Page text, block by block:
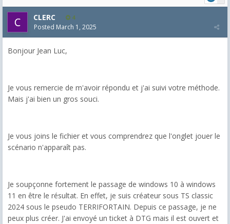
CLERC 4
Posted March 1, 2025
Bonjour Jean Luc,
Je vous remercie de m'avoir répondu et j'ai suivi votre méthode.
Mais j'ai bien un gros souci.
Je vous joins le fichier et vous comprendrez que l'onglet jouer le
scénario n'apparaît pas.
Je soupçonne fortement le passage de windows 10 à windows
11 en être le résultat. En effet, je suis créateur sous TS classic
2024 sous le pseudo TERRIFORTAIN. Depuis ce passage, je ne
peux plus créer. J'ai envoyé un ticket à DTG mais il est ouvert et